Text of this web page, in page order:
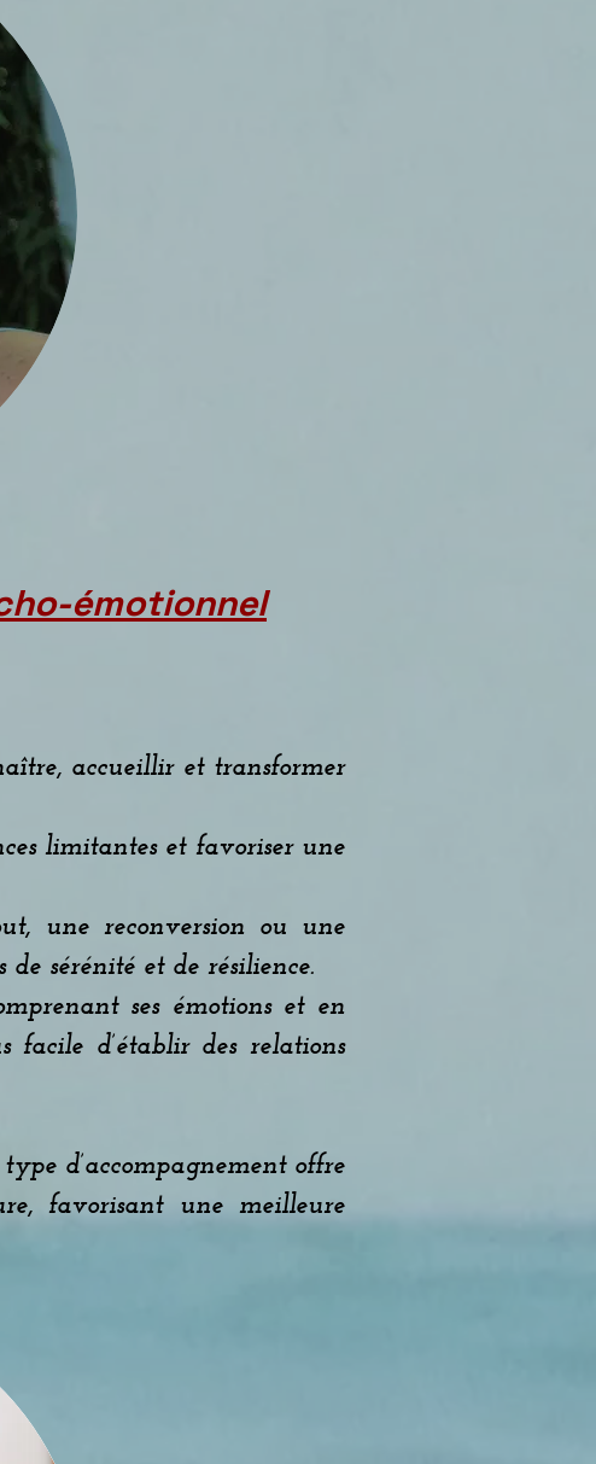
émotionnel
accueillir et transformer
limitantes et favoriser une
une reconversion ou une
sérénité et de résilience.
ses émotions et en
d’établir des relations
d’accompagnement offre
favorisant une meilleure